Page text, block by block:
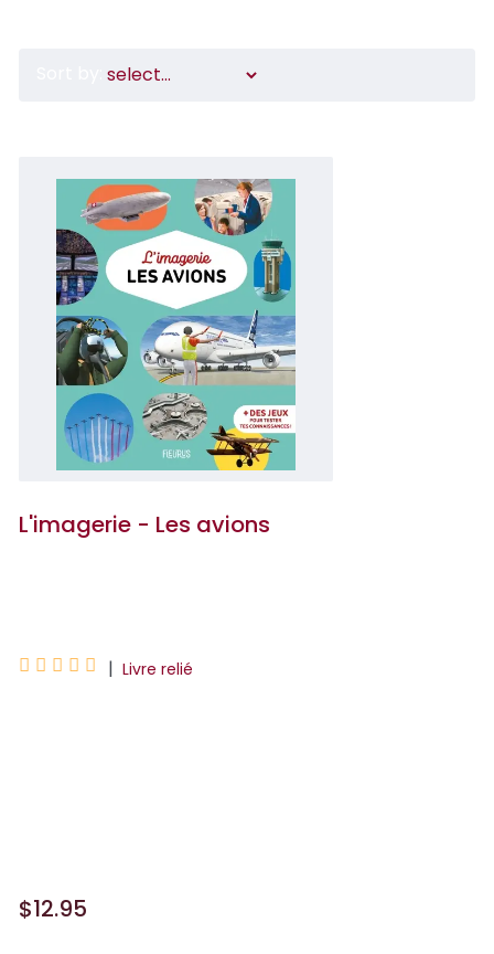
L'imagerie - Les avions
     | Livre relié
$12.95